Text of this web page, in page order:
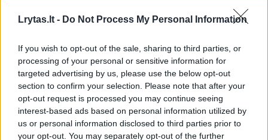
Lrytas.lt - Do Not Process My Personal Information
If you wish to opt-out of the sale, sharing to third parties, or
processing of your personal or sensitive information for
targeted advertising by us, please use the below opt-out
section to confirm your selection. Please note that after your
opt-out request is processed you may continue seeing
interest-based ads based on personal information utilized by
us or personal information disclosed to third parties prior to
your opt-out. You may separately opt-out of the further
amžinojo poilsio ji atguls Antakalnio kapinėse
Visi įrašai
Žiūrimiausi įrašai